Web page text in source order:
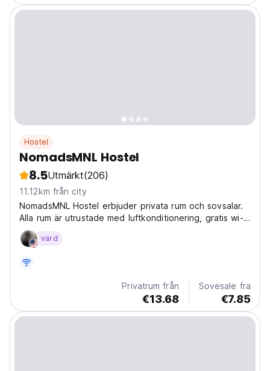
Hostel
NomadsMNL Hostel
8.5Utmärkt(206)
11.12km från city
NomadsMNL Hostel erbjuder privata rum och sovsalar.
Alla rum är utrustade med luftkonditionering, gratis wi-fi,
egna privata badrum (med varm och kall dusch) och
skåp. värd
Privatrum från
€13.68
Sovesale fra
€7.85